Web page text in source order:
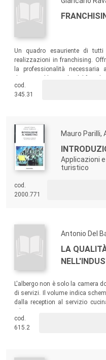
Un quadro esauriente di
realizzazioni in franchising.
la professionalità necessaria
cod.
345.31
Mauro Parilli,
Applicazioni
turistico
cod.
2000.771
Antonio Del
LA
L'albergo non è solo la camera
di servizi. Il volume indica
dalla reception al servizio
cod.
615.2